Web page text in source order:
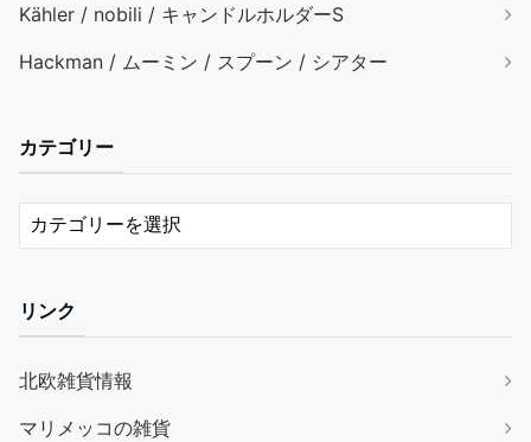
Kähler / nobili / キャンドルホルダーS
Hackman / ムーミン / スプーン / シアター
カテゴリー
リンク
北欧雑貨情報
マリメッコの雑貨